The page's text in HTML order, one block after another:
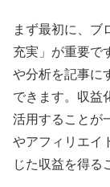
まず最初に、ブ
充実」が重要で
や分析を記事に
できます。収益
活用することが
やアフィリエイ
じた収益を得る